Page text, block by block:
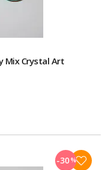
Mix Crystal Art
-30%